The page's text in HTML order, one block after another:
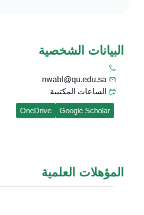
البيانات الشخصية
nwabl@qu.edu.sa
الساعات المكتبية
Google Scholar
OneDrive
المؤهلات العلمية